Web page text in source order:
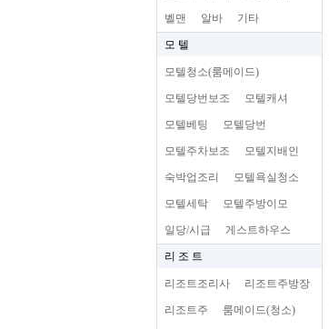
벨맨 알바 기타
모 텔
모텔청소(룸메이드)
모텔당번보조 모텔캐셔
모텔베팅 모텔당번
모텔주차보조 모텔지배인
숙박업조리 모텔욕실청소
모텔세탁 모텔주방이모
일당/시급 게스트하우스
리 조 트
리조트조리사 리조트주방장
리조트주 룸메이드(청소)